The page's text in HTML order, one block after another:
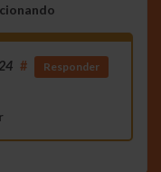
# Responder